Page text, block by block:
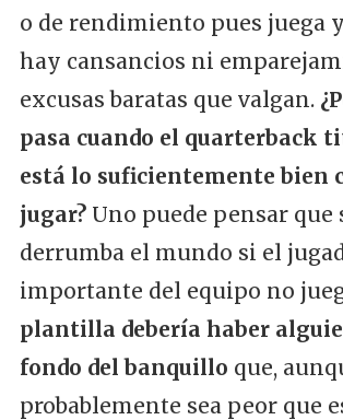
o de rendimiento pues juega
hay cansancios ni
excusas baratas que valgan.
pasa cuando el quarterback
está lo suficientemente bien
jugar?Uno puede pensar que
derrumba el mundo si el
importante del equipo no
plantilla debería haber
fondo del banquillo que,
probablemente sea peor que